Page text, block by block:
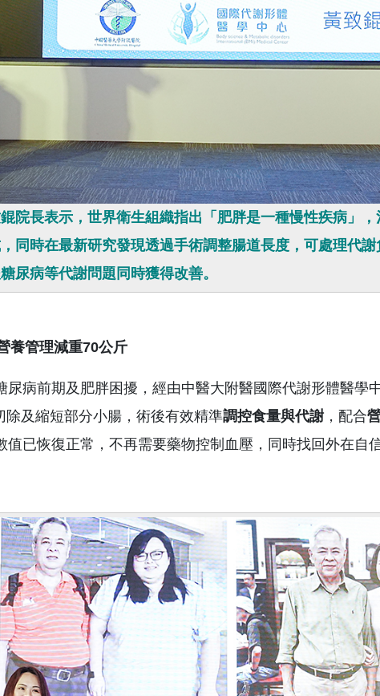
院長表示，世界衛生組織指出「肥胖是一種慢性疾病」
同時在最新研究發現透過手術調整腸道長度，可處理代
尿病等代謝問題同時獲得改善。
養管理減重70公斤
尿病前期及肥胖困擾，經由中醫大附醫國際代謝形體醫學
除及縮短部分小腸，術後有效精準調控食量與代謝，配合
值已恢復正常，不再需要藥物控制血壓，同時找回外在自信